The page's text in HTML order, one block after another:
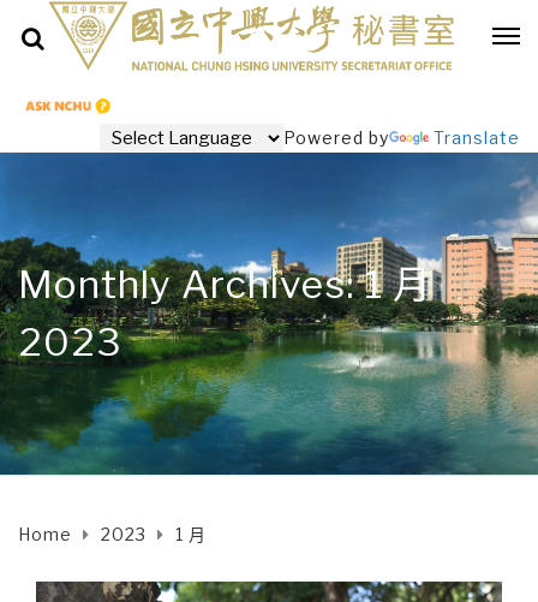
Powered by Translate
Monthly Archives: 1 月
2023
Home 2023 1 月